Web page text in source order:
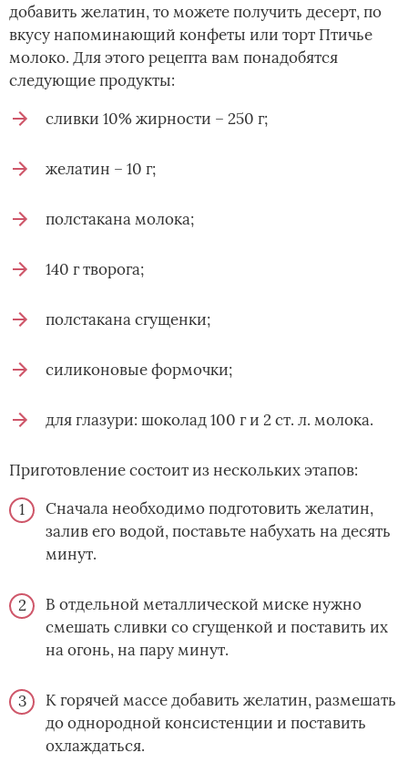
добавить желатин, то можете получить десерт, по
вкусу напоминающий конфеты или торт Птичье
молоко. Для этого рецепта вам понадобятся
следующие продукты:
сливки 10% жирности – 250 г;
желатин – 10 г;
полстакана молока;
140 г творога;
полстакана сгущенки;
силиконовые формочки;
для глазури: шоколад 100 г и 2 ст. л. молока.
Приготовление состоит из нескольких этапов:
Сначала необходимо подготовить желатин,
залив его водой, поставьте набухать на десять
минут.
В отдельной металлической миске нужно
смешать сливки со сгущенкой и поставить их
на огонь, на пару минут.
К горячей массе добавить желатин, размешать
до однородной консистенции и поставить
охлаждаться.